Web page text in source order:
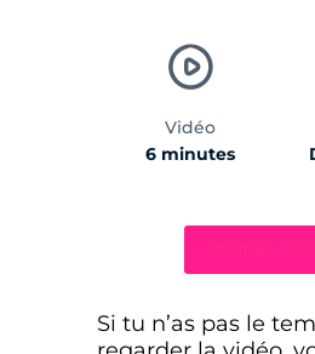
Vidéo
6 minutes
Si tu n’as pas le